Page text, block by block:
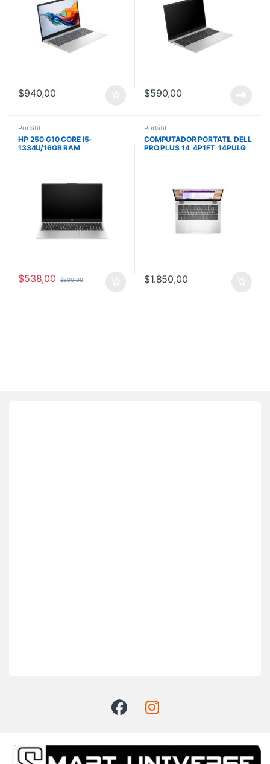
$940,00 $590,00
Portátil
HP 250 G10 CORE I5-
1334U/16GB RAM
$538,00 $600,00
Portátil
COMPUTADOR PORTATIL DELL
PRO PLUS 14 4P1FT 14PULG
$1.850,00